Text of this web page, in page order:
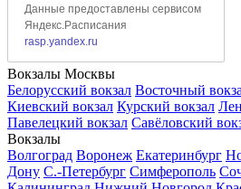
Вокзалы Москвы
Белорусский вокзал Восточный
Киевский вокзал Курский вокзал
Павелецкий вокзал Савёловский
Вокзалы
Волгоград Воронеж Екатеринбург
Дону С.-Петербург Симферополь